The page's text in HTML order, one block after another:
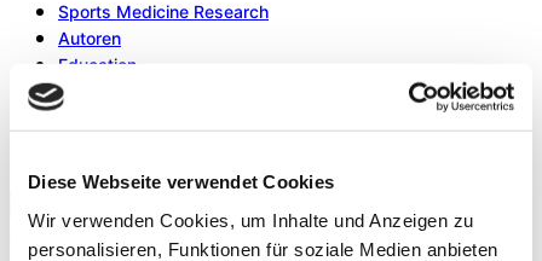
Diese Webseite verwendet Cookies
Wir verwenden Cookies, um Inhalte und Anzeigen zu
personalisieren, Funktionen für soziale Medien anbieten
Sports Medicine Research
Autoren
Education
Startseite»SME 01/20